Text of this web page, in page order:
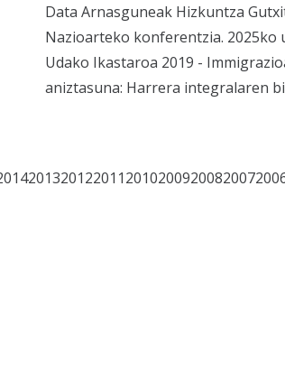
Data Arnasguneak Hizkuntza
Nazioarteko konferentzia. 2025ko
Udako Ikastaroa 2019 -
aniztasuna: Harrera integralaren